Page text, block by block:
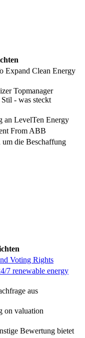
Expand Clean Energy
Topmanager
- was steckt
an LevelTen Energy
From ABB
die Beschaffung
Voting Rights
7 renewable energy
aus
on valuation
Bewertung bietet